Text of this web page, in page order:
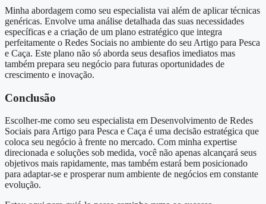
Minha abordagem como seu especialista vai além de aplicar técnicas
genéricas. Envolve uma análise detalhada das suas necessidades
específicas e a criação de um plano estratégico que integra
perfeitamente o Redes Sociais no ambiente do seu Artigo para Pesca
e Caça. Este plano não só aborda seus desafios imediatos mas
também prepara seu negócio para futuras oportunidades de
crescimento e inovação.
Conclusão
Escolher-me como seu especialista em Desenvolvimento de Redes
Sociais para Artigo para Pesca e Caça é uma decisão estratégica que
coloca seu negócio à frente no mercado. Com minha expertise
direcionada e soluções sob medida, você não apenas alcançará seus
objetivos mais rapidamente, mas também estará bem posicionado
para adaptar-se e prosperar num ambiente de negócios em constante
evolução.